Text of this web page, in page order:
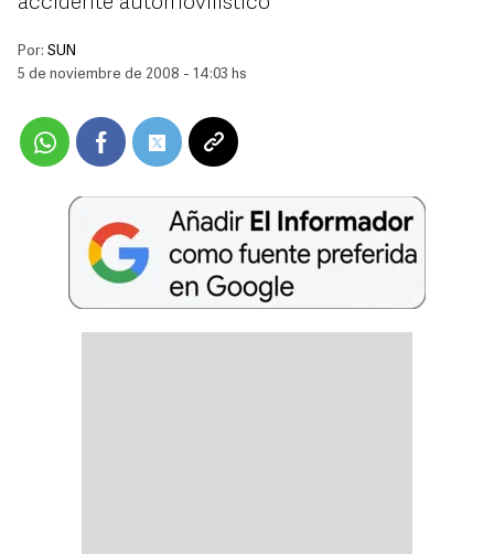
Por: SUN
5 de noviembre de 2008 - 14:03 hs